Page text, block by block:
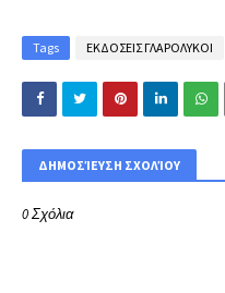
Tags ΕΚΔΟΣΕΙΣ ΓΛΑΡΟΛΥΚΟΙ
ΔΗΜΟΣΊΕΥΣΗ ΣΧΟΛΊΟΥ
0 Σχόλια